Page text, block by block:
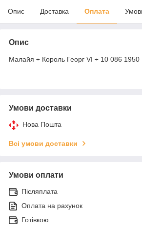
Опис Доставка Оплата
Опис
Малайя ÷ Король Георг VI ÷ 10 086 1950
Умови доставки
Нова Пошта
Всі умови доставки
Умови оплати
Післяплата
Оплата на рахунок
Готівкою